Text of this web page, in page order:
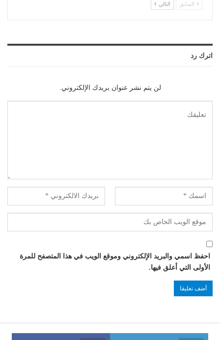
السابق التالي
اترك رد
لن يتم نشر عنوان بريدك الإلكتروني.
احفظ اسمي والبريد الإلكتروني وموقع الويب في هذا المتصفح للمرة
الأولى التي أعلق فيها.